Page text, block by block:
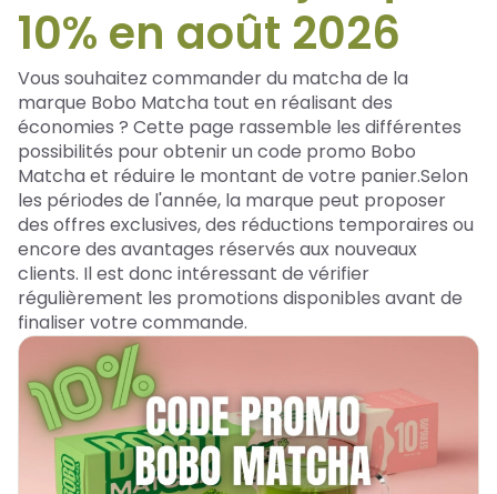
10% en août 2026
Vous souhaitez commander du matcha de la
marque Bobo Matcha tout en réalisant des
économies ? Cette page rassemble les différentes
possibilités pour obtenir un code promo Bobo
Matcha et réduire le montant de votre panier.Selon
les périodes de l'année, la marque peut proposer
des offres exclusives, des réductions temporaires ou
encore des avantages réservés aux nouveaux
clients. Il est donc intéressant de vérifier
régulièrement les promotions disponibles avant de
finaliser votre commande.